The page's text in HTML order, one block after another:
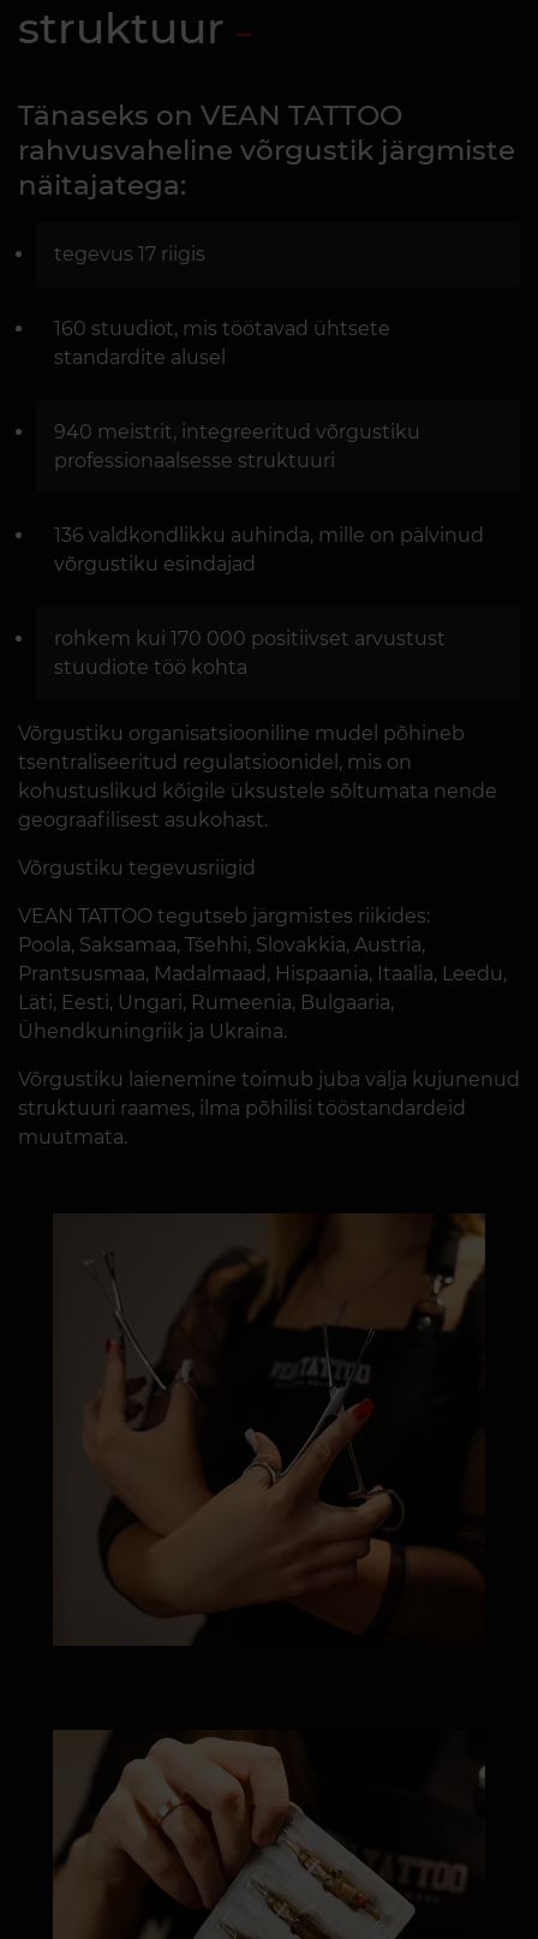
struktuur
Tänaseks on VEAN TATTOO
rahvusvaheline võrgustik järgmiste
näitajatega:
tegevus 17 riigis
160 stuudiot, mis töötavad ühtsete
standardite alusel
940 meistrit, integreeritud võrgustiku
professionaalsesse struktuuri
136 valdkondlikku auhinda, mille on pälvinud
võrgustiku esindajad
rohkem kui 170 000 positiivset arvustust
stuudiote töö kohta
Võrgustiku organisatsiooniline mudel põhineb
tsentraliseeritud regulatsioonidel, mis on
kohustuslikud kõigile üksustele sõltumata nende
geograafilisest asukohast.
Võrgustiku tegevusriigid
VEAN TATTOO tegutseb järgmistes riikides:
Poola, Saksamaa, Tšehhi, Slovakkia, Austria,
Prantsusmaa, Madalmaad, Hispaania, Itaalia, Leedu,
Läti, Eesti, Ungari, Rumeenia, Bulgaaria,
Ühendkuningriik ja Ukraina.
Võrgustiku laienemine toimub juba välja kujunenud
struktuuri raames, ilma põhilisi tööstandardeid
muutmata.